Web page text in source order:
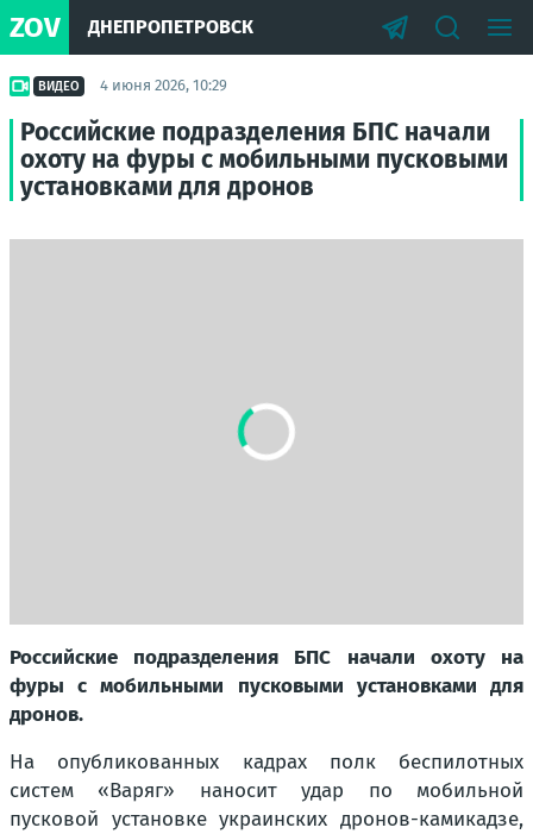
ZOV ДНЕПРОПЕТРОВСК
ВИДЕО 4 июня 2026, 10:29
Российские подразделения БПС начали
охоту на фуры с мобильными пусковыми
установками для дронов
Российские подразделения БПС начали охоту на
фуры с мобильными пусковыми установками для
дронов.
На опубликованных кадрах полк беспилотных
систем «Варяг» наносит удар по мобильной
пусковой установке украинских дронов-камикадзе,